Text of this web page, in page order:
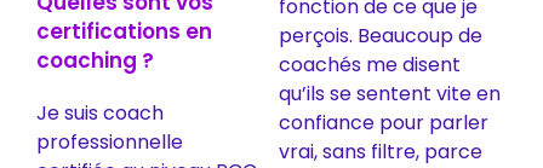
certifications en
coaching ?
Je suis coach
professionnelle
fonction de ce que je
perçois. Beaucoup de
coachés me disent
qu’ils se sentent vite en
confiance pour parler
vrai, sans filtre, parce